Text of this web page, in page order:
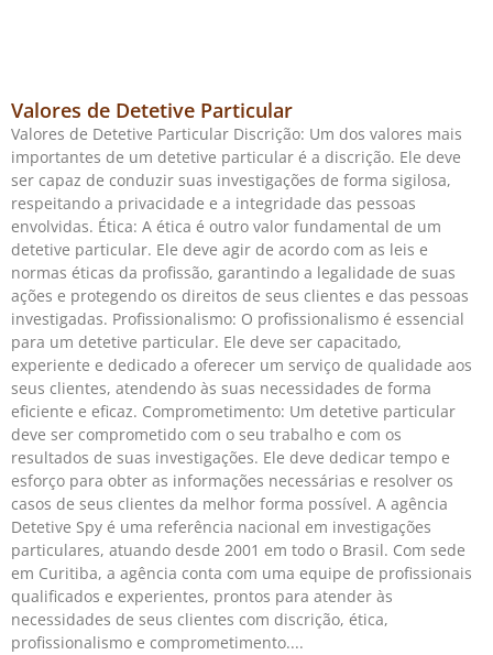
Valores de Detetive Particular
Valores de Detetive Particular Discrição: Um dos valores mais
importantes de um detetive particular é a discrição. Ele deve
ser capaz de conduzir suas investigações de forma sigilosa,
respeitando a privacidade e a integridade das pessoas
envolvidas. Ética: A ética é outro valor fundamental de um
detetive particular. Ele deve agir de acordo com as leis e
normas éticas da profissão, garantindo a legalidade de suas
ações e protegendo os direitos de seus clientes e das pessoas
investigadas. Profissionalismo: O profissionalismo é essencial
para um detetive particular. Ele deve ser capacitado,
experiente e dedicado a oferecer um serviço de qualidade aos
seus clientes, atendendo às suas necessidades de forma
eficiente e eficaz. Comprometimento: Um detetive particular
deve ser comprometido com o seu trabalho e com os
resultados de suas investigações. Ele deve dedicar tempo e
esforço para obter as informações necessárias e resolver os
casos de seus clientes da melhor forma possível. A agência
Detetive Spy é uma referência nacional em investigações
particulares, atuando desde 2001 em todo o Brasil. Com sede
em Curitiba, a agência conta com uma equipe de profissionais
qualificados e experientes, prontos para atender às
necessidades de seus clientes com discrição, ética,
profissionalismo e comprometimento.